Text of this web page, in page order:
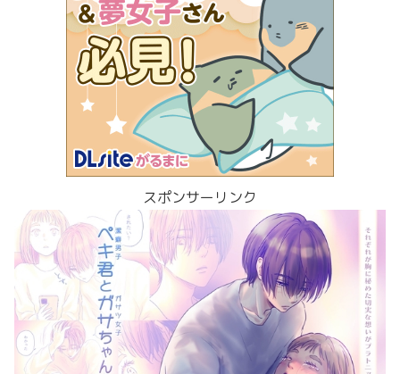
スポンサーリンク